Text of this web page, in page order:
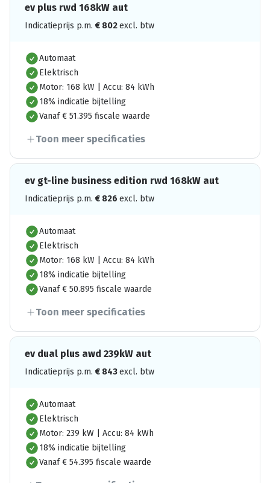
ev plus rwd 168kW aut
Indicatieprijs p.m. € 802excl. btw
Automaat
Elektrisch
Motor: 168 kW | Accu: 84 kWh
18% indicatie bijtelling
Vanaf € 51.395 fiscale waarde
Toon meer specificaties
ev gt-line business edition rwd 168kW aut
Indicatieprijs p.m. € 826 excl. btw
Automaat
Elektrisch
Motor: 168 kW | Accu: 84 kWh
18% indicatie bijtelling
Vanaf € 50.895 fiscale waarde
Toon meer specificaties
ev dual plus awd 239kW aut
Indicatieprijs p.m. € 843excl. btw
Automaat
Elektrisch
Motor: 239 kW | Accu: 84 kWh
18% indicatie bijtelling
Vanaf € 54.395 fiscale waarde